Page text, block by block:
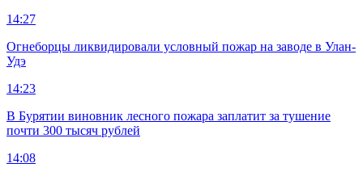
14:27
Огнеборцы ликвидировали условный пожар на заводе в Улан-
Удэ
14:23
В Бурятии виновник лесного пожара заплатит за тушение
почти 300 тысяч рублей
14:08